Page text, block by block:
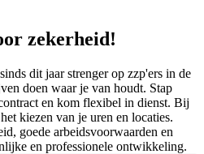
zekerheid!
dit jaar strenger op zzp'ers in de
doen waar je van houdt. Stap
en kom flexibel in dienst. Bij
kiezen van je uren en locaties.
goede arbeidsvoorwaarden en
en professionele ontwikkeling.